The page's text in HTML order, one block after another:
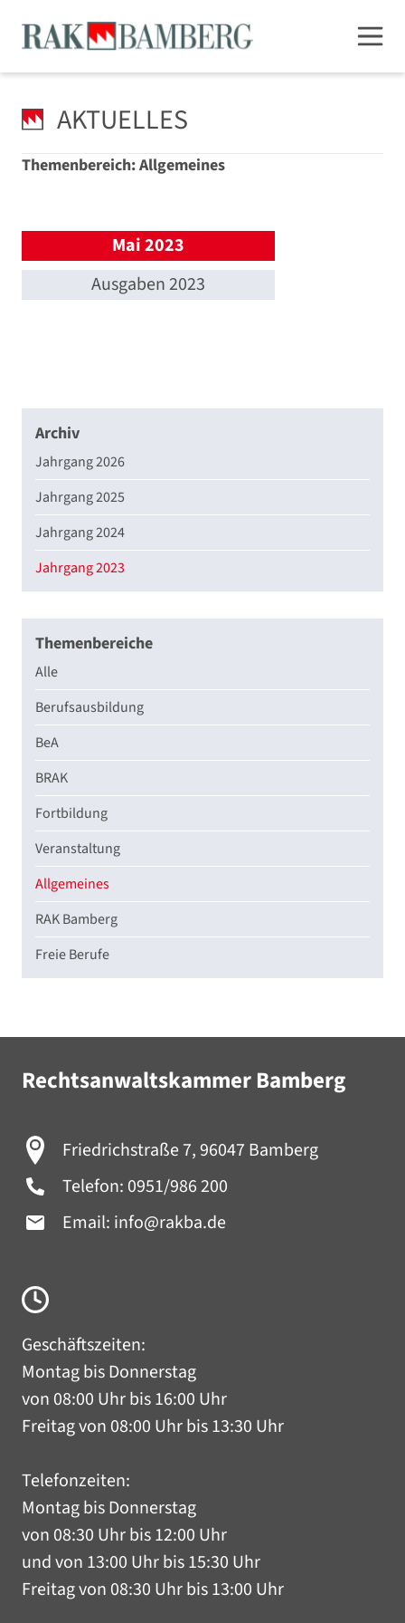
AKTUELLES
Themenbereich: Allgemeines
Mai 2023
Ausgaben 2023
Archiv
Jahrgang 2026
Jahrgang 2025
Jahrgang 2024
Jahrgang 2023
Themenbereiche
Alle
Berufsausbildung
BeA
BRAK
Fortbildung
Veranstaltung
Allgemeines
RAK Bamberg
Freie Berufe
Rechtsanwaltskammer Bamberg
Friedrichstraße 7, 96047 Bamberg
Telefon: 0951/986 200
Email: info@rakba.de
Geschäftszeiten:
Montag bis Donnerstag
von 08:00 Uhr bis 16:00 Uhr
Freitag von 08:00 Uhr bis 13:30 Uhr
Telefonzeiten:
Montag bis Donnerstag
von 08:30 Uhr bis 12:00 Uhr
und von 13:00 Uhr bis 15:30 Uhr
Freitag von 08:30 Uhr bis 13:00 Uhr